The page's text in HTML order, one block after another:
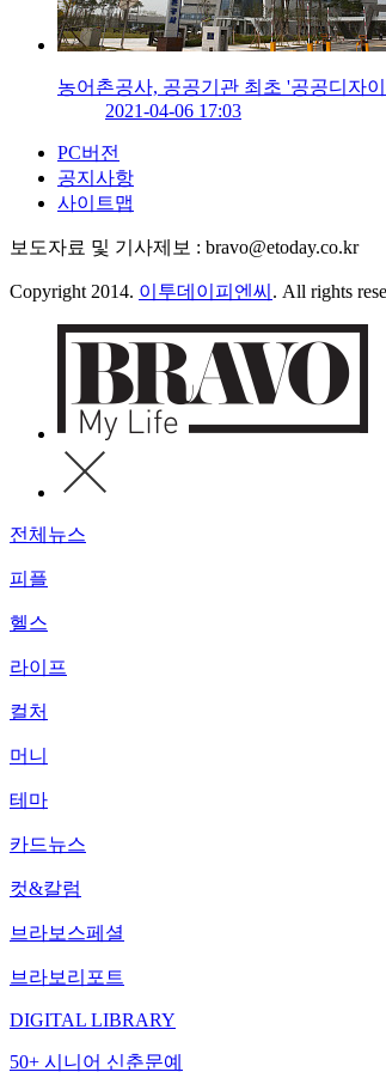
농어촌공사, 공공기관 최초 '공공디자
2021-04-06 17:03
PC버전
공지사항
사이트맵
보도자료 및 기사제보 : bravo@etoday.co.kr
Copyright 2014. 이투데이피엔씨 . All rights
전체뉴스
피플
헬스
라이프
컬처
머니
테마
카드뉴스
컷&칼럼
브라보스페셜
브라보리포트
DIGITAL LIBRARY
50+ 시니어 신춘문예